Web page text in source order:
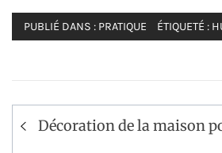
PUBLIÉ DANS : PRATIQUE ÉTIQUETÉ :
Navigation
Décoration de la maison